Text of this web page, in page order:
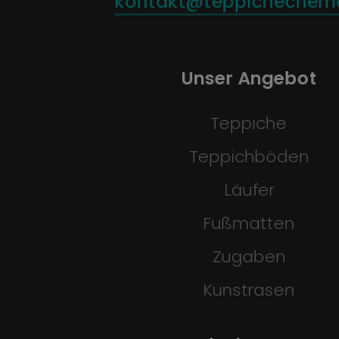
Unser Angebot
Teppiche
Teppichböden
Läufer
Fußmatten
Zugaben
Kunstrasen